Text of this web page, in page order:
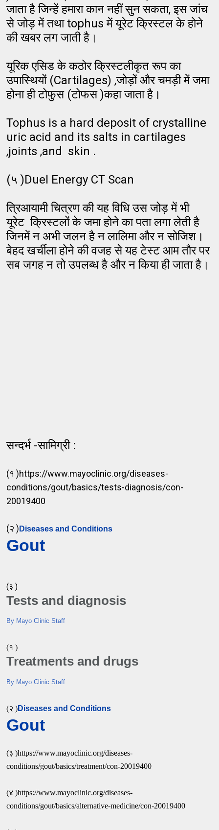
जाता है जिन्हें हमारा कान नहीं सुन सकता, इस जांच
से जोड़ में तथा tophus में यूरेट क्रिस्टल के होने
की खबर लग जाती है।
यूरिक एसिड के कठोर क्रिस्टलीकृत रूप का
उपास्थियों (Cartilages) ,जोड़ों और चमड़ी में जमा
होना ही टोफुस (टोफस )कहा जाता है।
Tophus is a hard deposit of crystalline
uric acid and its salts in cartilages
,joints ,and skin .
(५ )Duel Energy CT Scan
त्रिआयामी चित्रण की यह विधि उस जोड़ में भी
यूरेट क्रिस्टलों के जमा होने का पता लगा लेती है
जिनमें न अभी जलन है न लालिमा और न सोजिश।
बेहद खर्चीला होने की वजह से यह टेस्ट आम तौर पर
सब जगह न तो उपलब्ध है और न किया ही जाता है।
सन्दर्भ -सामिग्री :
(१ )https://www.mayoclinic.org/diseases-
conditions/gout/basics/tests-diagnosis/con-
20019400
(२ ) Diseases and Conditions
Gout
(३ )
Tests and diagnosis
By Mayo Clinic Staff
(१ )
Treatments and drugs
By Mayo Clinic Staff
(२ )Diseases and Conditions
Gout
(३ )https://www.mayoclinic.org/diseases-
conditions/gout/basics/treatment/con-20019400
(४ )https://www.mayoclinic.org/diseases-
conditions/gout/basics/alternative-medicine/con-20019400